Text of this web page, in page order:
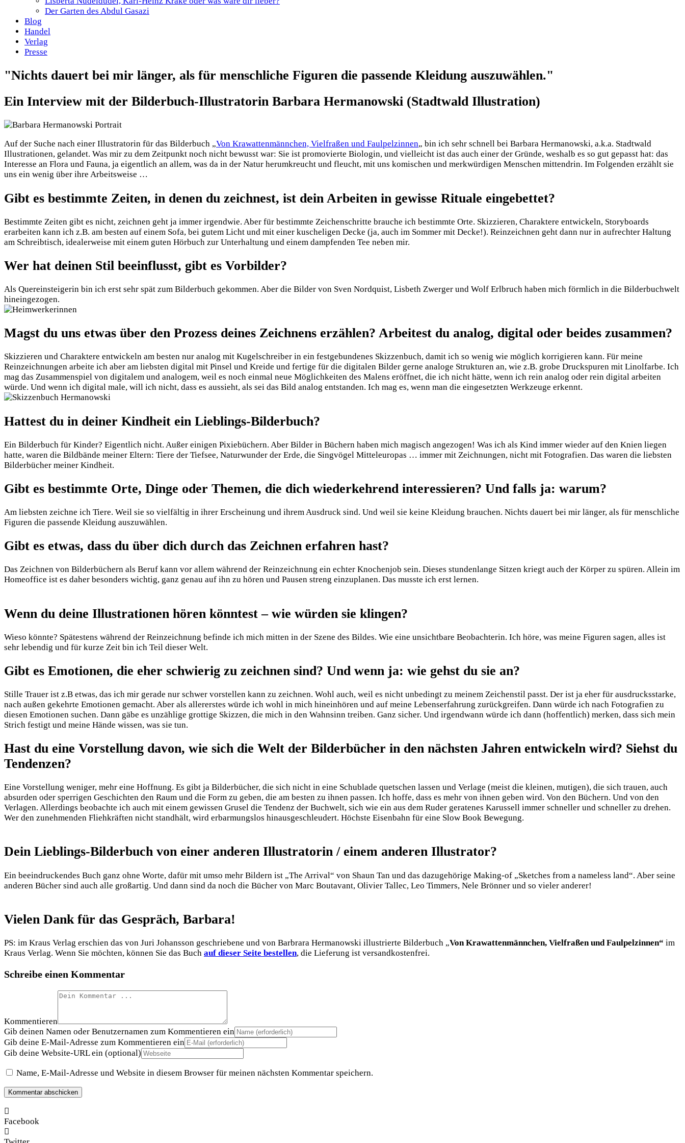
Der Garten des Abdul Gasazi
Blog
Handel
Verlag
Presse
"Nichts dauert bei mir länger, als für menschliche Figuren die passende Kleidung auszuwählen."
Ein Interview mit der Bilderbuch-Illustratorin Barbara Hermanowski (Stadtwald Illustration)
Auf der Suche nach einer Illustratorin für das Bilderbuch „Von Krawattenmännchen, Vielfraßen und Faulpelzinnen„ bin ich sehr schnell bei Barbara Hermanowski, a.k.a. Stadtwald
Illustrationen, gelandet. Was mir zu dem Zeitpunkt noch nicht bewusst war: Sie ist promovierte Biologin, und vielleicht ist das auch einer der Gründe, weshalb es so gut gepasst hat: das
Interesse an Flora und Fauna, ja eigentlich an allem, was da in der Natur herumkreucht und fleucht, mit uns komischen und merkwürdigen Menschen mittendrin. Im Folgenden erzählt sie
uns ein wenig über ihre Arbeitsweise …
Gibt es bestimmte Zeiten, in denen du zeichnest, ist dein Arbeiten in gewisse Rituale eingebettet?
Bestimmte Zeiten gibt es nicht, zeichnen geht ja immer irgendwie. Aber für bestimmte Zeichenschritte brauche ich bestimmte Orte. Skizzieren, Charaktere entwickeln, Storyboards
erarbeiten kann ich z.B. am besten auf einem Sofa, bei gutem Licht und mit einer kuscheligen Decke (ja, auch im Sommer mit Decke!). Reinzeichnen geht dann nur in aufrechter Haltung
am Schreibtisch, idealerweise mit einem guten Hörbuch zur Unterhaltung und einem dampfenden Tee neben mir.
Wer hat deinen Stil beeinflusst, gibt es Vorbilder?
Als Quereinsteigerin bin ich erst sehr spät zum Bilderbuch gekommen. Aber die Bilder von Sven Nordquist, Lisbeth Zwerger und Wolf Erlbruch haben mich förmlich in die Bilderbuchwelt
hineingezogen.
Magst du uns etwas über den Prozess deines Zeichnens erzählen? Arbeitest du analog, digital oder beides zusammen?
Skizzieren und Charaktere entwickeln am besten nur analog mit Kugelschreiber in ein festgebundenes Skizzenbuch, damit ich so wenig wie möglich korrigieren kann. Für meine
Reinzeichnungen arbeite ich aber am liebsten digital mit Pinsel und Kreide und fertige für die digitalen Bilder gerne analoge Strukturen an, wie z.B. grobe Druckspuren mit Linolfarbe. Ich
mag das Zusammenspiel von digitalem und analogem, weil es noch einmal neue Möglichkeiten des Malens eröffnet, die ich nicht hätte, wenn ich rein analog oder rein digital arbeiten
würde. Und wenn ich digital male, will ich nicht, dass es aussieht, als sei das Bild analog entstanden. Ich mag es, wenn man die eingesetzten Werkzeuge erkennt.
Hattest du in deiner Kindheit ein Lieblings-Bilderbuch?
Ein Bilderbuch für Kinder? Eigentlich nicht. Außer einigen Pixiebüchern. Aber Bilder in Büchern haben mich magisch angezogen! Was ich als Kind immer wieder auf den Knien liegen
hatte, waren die Bildbände meiner Eltern: Tiere der Tiefsee, Naturwunder der Erde, die Singvögel Mitteleuropas … immer mit Zeichnungen, nicht mit Fotografien. Das waren die liebsten
Bilderbücher meiner Kindheit.
Gibt es bestimmte Orte, Dinge oder Themen, die dich wiederkehrend interessieren? Und falls ja: warum?
Am liebsten zeichne ich Tiere. Weil sie so vielfältig in ihrer Erscheinung und ihrem Ausdruck sind. Und weil sie keine Kleidung brauchen. Nichts dauert bei mir länger, als für menschliche
Figuren die passende Kleidung auszuwählen.
Gibt es etwas, dass du über dich durch das Zeichnen erfahren hast?
Das Zeichnen von Bilderbüchern als Beruf kann vor allem während der Reinzeichnung ein echter Knochenjob sein. Dieses stundenlange Sitzen kriegt auch der Körper zu spüren. Allein im
Homeoffice ist es daher besonders wichtig, ganz genau auf ihn zu hören und Pausen streng einzuplanen. Das musste ich erst lernen.
Wenn du deine Illustrationen hören könntest – wie würden sie klingen?
Wieso könnte? Spätestens während der Reinzeichnung befinde ich mich mitten in der Szene des Bildes. Wie eine unsichtbare Beobachterin. Ich höre, was meine Figuren sagen, alles ist
sehr lebendig und für kurze Zeit bin ich Teil dieser Welt.
Gibt es Emotionen, die eher schwierig zu zeichnen sind? Und wenn ja: wie gehst du sie an?
Stille Trauer ist z.B etwas, das ich mir gerade nur schwer vorstellen kann zu zeichnen. Wohl auch, weil es nicht unbedingt zu meinem Zeichenstil passt. Der ist ja eher für ausdrucksstarke,
nach außen gekehrte Emotionen gemacht. Aber als allererstes würde ich wohl in mich hineinhören und auf meine Lebenserfahrung zurückgreifen. Dann würde ich nach Fotografien zu
diesen Emotionen suchen. Dann gäbe es unzählige grottige Skizzen, die mich in den Wahnsinn treiben. Ganz sicher. Und irgendwann würde ich dann (hoffentlich) merken, dass sich mein
Strich festigt und meine Hände wissen, was sie tun.
Hast du eine Vorstellung davon, wie sich die Welt der Bilderbücher in den nächsten Jahren entwickeln wird? Siehst du
Tendenzen?
Eine Vorstellung weniger, mehr eine Hoffnung. Es gibt ja Bilderbücher, die sich nicht in eine Schublade quetschen lassen und Verlage (meist die kleinen, mutigen), die sich trauen, auch
absurden oder sperrigen Geschichten den Raum und die Form zu geben, die am besten zu ihnen passen. Ich hoffe, dass es mehr von ihnen geben wird. Von den Büchern. Und von den
Verlagen. Allerdings beobachte ich auch mit einem gewissen Grusel die Tendenz der Buchwelt, sich wie ein aus dem Ruder geratenes Karussell immer schneller und schneller zu drehen.
Wer den zunehmenden Fliehkräften nicht standhält, wird erbarmungslos hinausgeschleudert. Höchste Eisenbahn für eine Slow Book Bewegung.
Dein Lieblings-Bilderbuch von einer anderen Illustratorin / einem anderen Illustrator?
Ein beeindruckendes Buch ganz ohne Worte, dafür mit umso mehr Bildern ist „The Arrival“ von Shaun Tan und das dazugehörige Making-of „Sketches from a nameless land“. Aber seine
anderen Bücher sind auch alle großartig. Und dann sind da noch die Bücher von Marc Boutavant, Olivier Tallec, Leo Timmers, Nele Brönner und so vieler anderer!
Vielen Dank für das Gespräch, Barbara!
PS: im Kraus Verlag erschien das von Juri Johansson geschriebene und von Barbrara Hermanowski illustrierte Bilderbuch „Von Krawattenmännchen, Vielfraßen und Faulpelzinnen“ im
Kraus Verlag. Wenn Sie möchten, können Sie das Buch auf dieser Seite bestellen, die Lieferung ist versandkostenfrei.
Schreibe einen Kommentar
Kommentieren
Gib deinen Namen oder Benutzernamen zum Kommentieren ein
Gib deine E-Mail-Adresse zum Kommentieren ein
Gib deine Website-URL ein (optional)
Name, E-Mail-Adresse und Website in diesem Browser für meinen nächsten Kommentar speichern.
Facebook